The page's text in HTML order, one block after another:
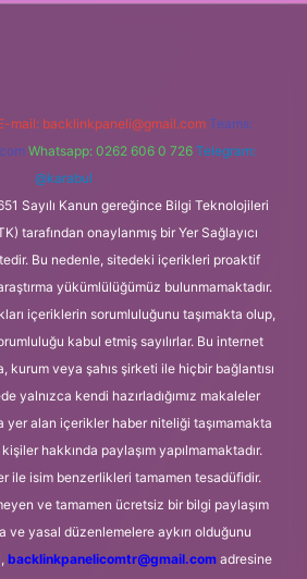
mail: backlinkpaneli@gmail.com Teams:
Whatsapp: 0262 606 0 726 Telegram:
@karabul
Sayılı Kanun gereğince Bilgi Teknolojileri
tarafından onaylanmış bir Yer Sağlayıcı
Bu nedenle, sitedeki içerikleri proaktif
yükümlülüğümüz bulunmamaktadır.
içeriklerin sorumluluğunu taşımakta olup,
kabul etmiş sayılırlar. Bu internet
kurum veya şahıs şirketi ile hiçbir bağlantısı
yalnızca kendi hazırladığımız makaleler
yer alan içerikler haber niteliği taşımamakta
hakkında paylaşım yapılmamaktadır.
ile isim benzerlikleri tamamen tesadüfidir.
ve tamamen ücretsiz bir bilgi paylaşım
ve yasal düzenlemelere aykırı olduğunu
backlinkpanelicomtr@gmail.comadresine